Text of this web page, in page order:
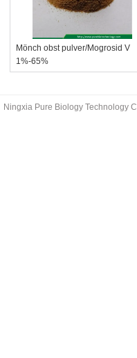
Mönch obst pulver/Mogrosid V
1%-65%
Ningxia Pure Biology Technology